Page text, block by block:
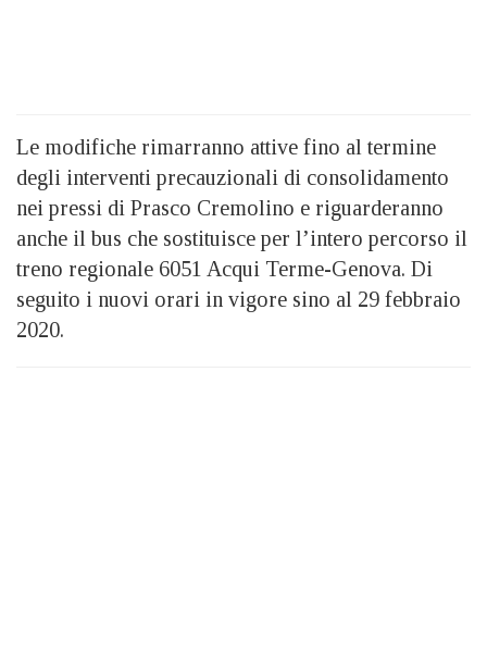
Le modifiche rimarranno attive fino al termine
degli interventi precauzionali di consolidamento
nei pressi di Prasco Cremolino e riguarderanno
anche il bus che sostituisce per l’intero percorso il
treno regionale 6051 Acqui Terme-Genova. Di
seguito i nuovi orari in vigore sino al 29 febbraio
2020.